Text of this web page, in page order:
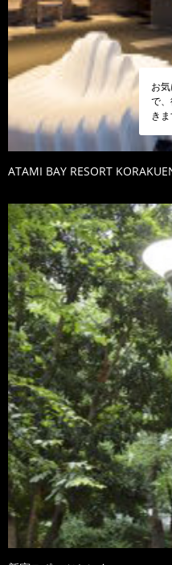
お
で
きま
ATAMI BAY RESORT